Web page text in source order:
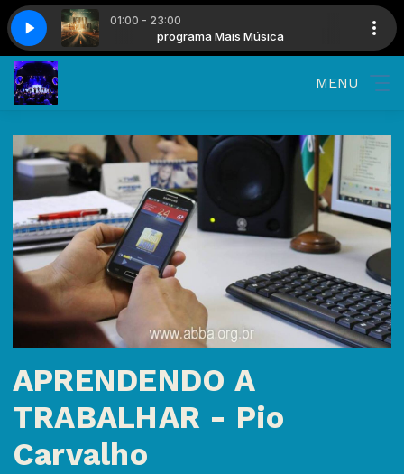
01:00 - 23:00
programa Mais Música
do ArrependimentoThalles Roberto, Jorge - Avenida do
MENU
APRENDENDO A
TRABALHAR - Pio
Carvalho